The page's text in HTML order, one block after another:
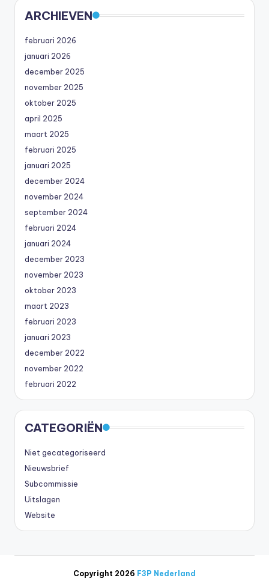
ARCHIEVEN
februari 2026
januari 2026
december 2025
november 2025
oktober 2025
april 2025
maart 2025
februari 2025
januari 2025
december 2024
november 2024
september 2024
februari 2024
januari 2024
december 2023
november 2023
oktober 2023
maart 2023
februari 2023
januari 2023
december 2022
november 2022
februari 2022
CATEGORIËN
Niet gecategoriseerd
Nieuwsbrief
Subcommissie
Uitslagen
Website
Copyright 2026 F3P Nederland